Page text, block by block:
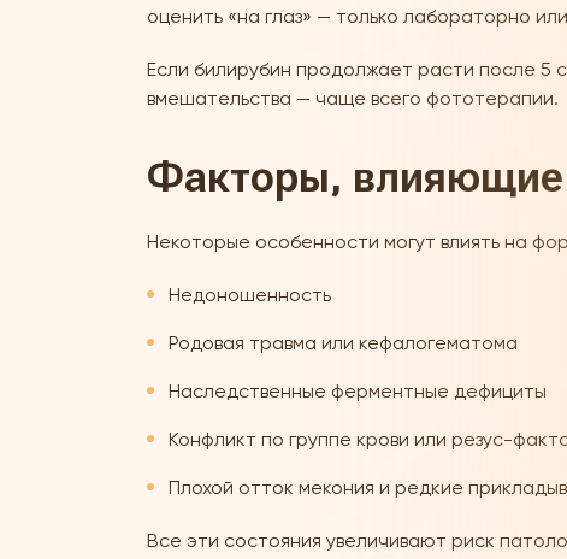
оценить «на глаз» — только лабораторно
Если билирубин продолжает расти после 5
вмешательства — чаще всего фототерапии.
Факторы, влияющие
Некоторые особенности могут влиять на
Недоношенность
Родовая травма или кефалогематома
Наследственные ферментные дефициты
Конфликт по группе крови или резус-
Плохой отток мекония и редкие
Все эти состояния увеличивают риск